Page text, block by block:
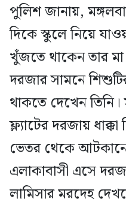
পুলিশ জানায়,
দিকে স্কুলে নিয়ে
খুঁজতে থাকেন তার
দরজার সামনে
থাকতে দেখেন
ফ্ল্যাটের দরজায়
ভেতর থেকে
এলাকাবাসী এসে
লামিসার মরদেহ